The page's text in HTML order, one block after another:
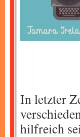
In letzter
hilfreich